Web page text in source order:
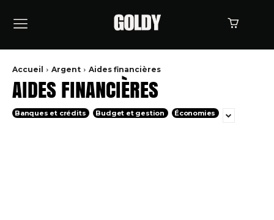
Accueil Argent Aides financières
AIDES FINANCIÈRES
Banques et crédits Budget et gestion Économies